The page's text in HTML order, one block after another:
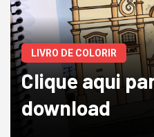
LIVRO DE COLORIR
Clique aqui
download